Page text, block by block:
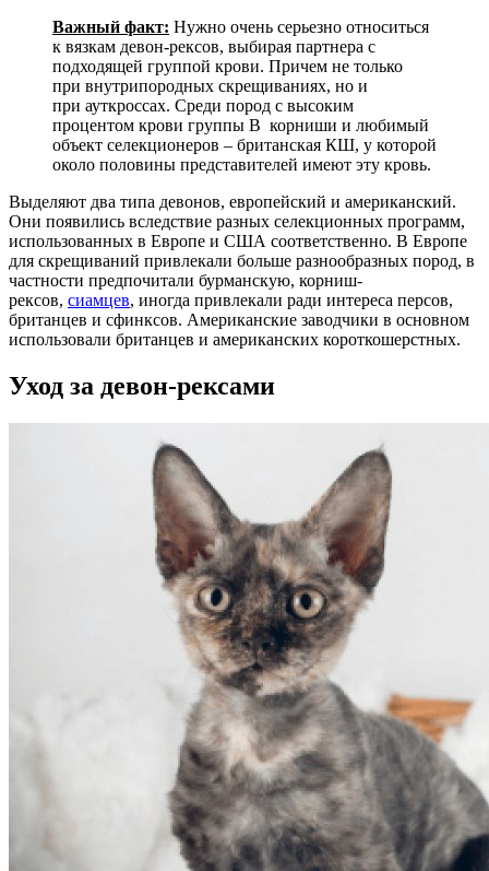
Важный факт: Нужно очень серьезно относиться
к вязкам девон-рексов, выбирая партнера с
подходящей группой крови. Причем не только
при внутрипородных скрещиваниях, но и
при ауткроссах. Среди пород с высоким
процентом крови группы B корниши и любимый
объект селекционеров – британская КШ, у которой
около половины представителей имеют эту кровь.
Выделяют два типа девонов, европейский и американский.
Они появились вследствие разных селекционных программ,
использованных в Европе и США соответственно. В Европе
для скрещиваний привлекали больше разнообразных пород, в
частности предпочитали бурманскую, корниш-
рексов, сиамцев, иногда привлекали ради интереса персов,
британцев и сфинксов. Американские заводчики в основном
использовали британцев и американских короткошерстных.
Уход за девон-рексами